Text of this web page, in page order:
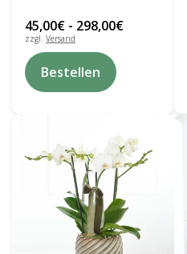
45,00€ - 298,00€
zzgl. Versand
Bestellen
Produkt
Die
Optionen
können
auf
der
Produktseite
gewählt
werden